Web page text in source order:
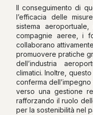
Il conseguimento di
l’efficacia delle
sistema
compagnie aeree, i
collaborano
promuovere pratiche
dell’industria
climatici. Inoltre,
conferma
verso una gestione
rafforzando il ruolo
per la sostenibilità nel